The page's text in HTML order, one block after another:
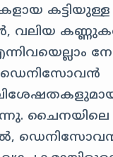
കട്ടിയുള്ള
വലിയ
ഡെനിസോവൻ